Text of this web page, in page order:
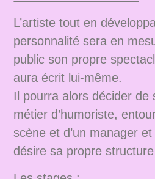
L’artiste tout en
personnalité sera en
public son propre
aura écrit lui-même.
Il pourra alors décider de
métier d’humoriste,
scène et d’un manager et
désire sa propre